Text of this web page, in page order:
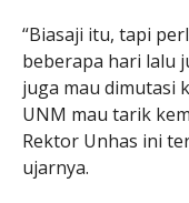
“Biasaji itu, tapi
beberapa hari lalu
juga mau dimutasi
UNM mau tarik
Rektor Unhas ini
ujarnya.